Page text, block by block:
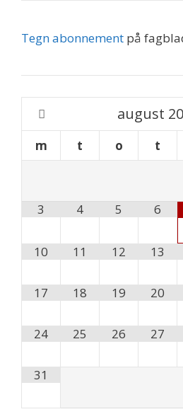
Tegn abonnement på
august
m t o t
3 4 5 6
10 11 12 13
17 18 19 20
24 25 26 27
31